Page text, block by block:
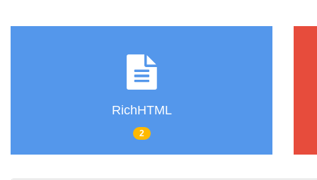
RichHTML
2